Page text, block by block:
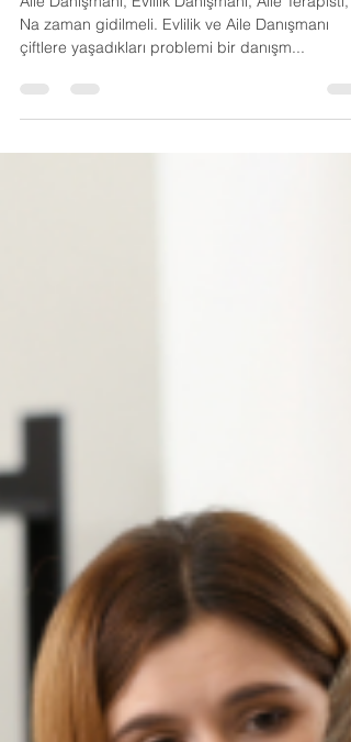
Aile Danışmanlığı ve Evlilik
Terapisi
Aile Danışmanı, Evlilik Danışmanı, Aile Terapisti,
çiftlere yaşadıkları problemi bir danışm...